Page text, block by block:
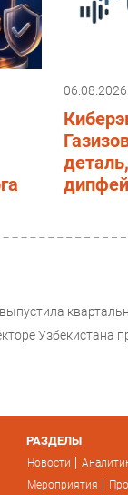
06.08.2026
Узбекистана
РАЗДЕЛЫ
Новости
Мероприятия